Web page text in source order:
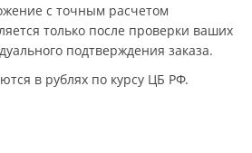
с точным расчетом
только после проверки ваших
подтверждения заказа.
в рублях по курсу ЦБ РФ.